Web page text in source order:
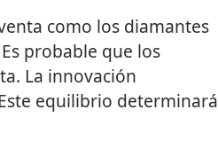
como los diamantes
probable que los
La innovación
equilibrio determinará